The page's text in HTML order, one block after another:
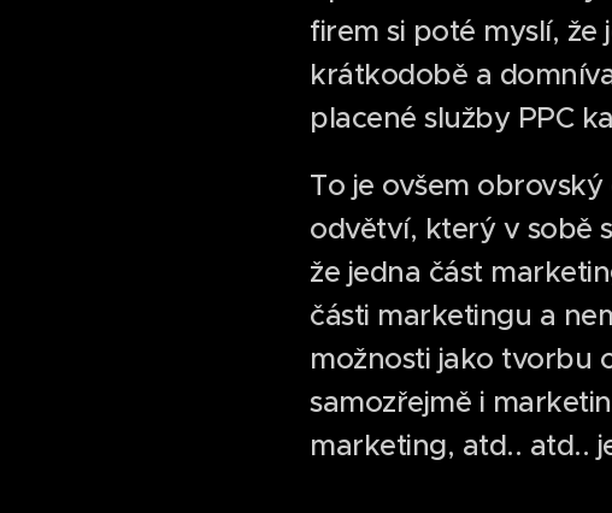
firem si poté myslí,
krátkodobě a
placené služby PPC
To je ovšem
odvětví, který v sobě
že jedna část
části marketingu a
možnosti jako tvorbu
samozřejmě i
marketing, atd.. atd..